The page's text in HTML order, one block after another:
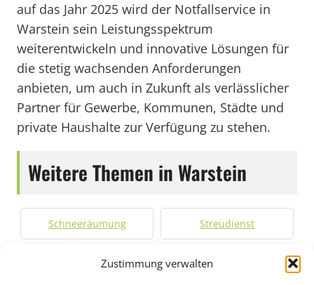
Zustimmung verwalten
auf das Jahr 2025 wird der Notfallservice in
Warstein sein Leistungsspektrum
weiterentwickeln und innovative Lösungen für
die stetig wachsenden Anforderungen
anbieten, um auch in Zukunft als verlässlicher
Partner für Gewerbe, Kommunen, Städte und
private Haushalte zur Verfügung zu stehen.
Weitere Themen in Warstein
Schneeräumung Streudienst
Eisglättebekämpfung Bereitschaftsdienst